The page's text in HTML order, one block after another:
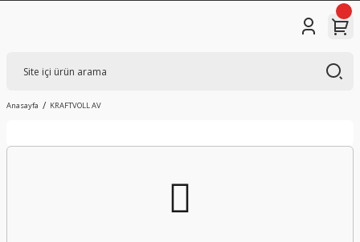
Anasayfa KRAFTVOLL AV